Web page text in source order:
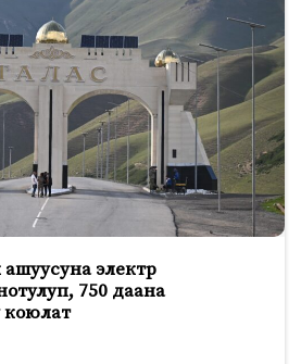
электр
750 даана